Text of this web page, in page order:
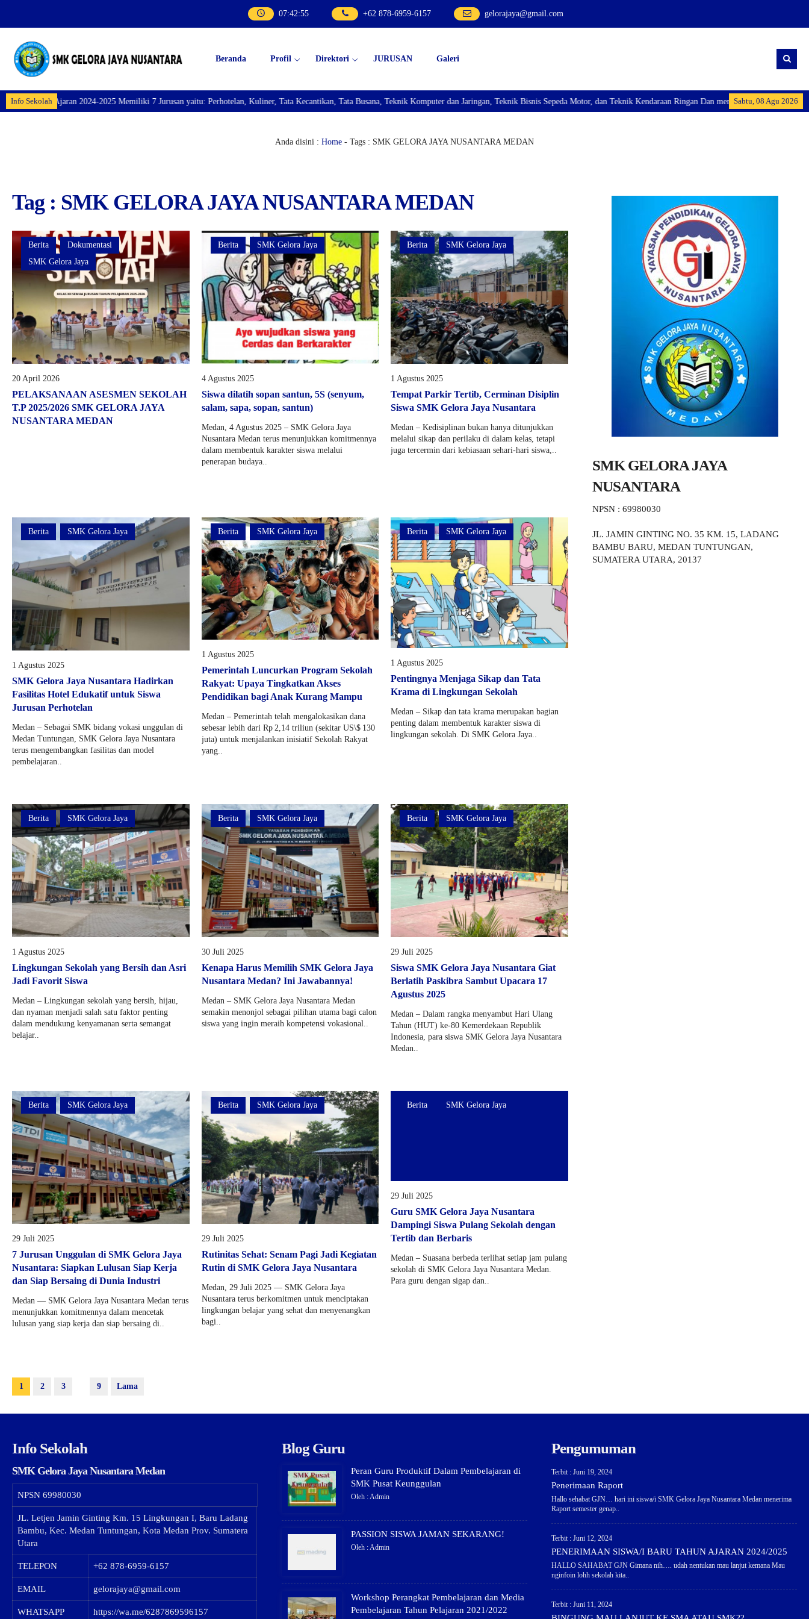
07:42:56 +62 878-6959-6157 gelorajaya@gmail.com
Beranda Profil Direktori JURUSAN Galeri
Info Sekolah Sabtu, 08 Agu 2026
2024-2025 Memiliki 7 Jurusan yaitu: Perhotelan, Kuliner, Tata Kecantikan, Tata Busana, Teknik Komputer dan Jaringan, Teknik Bisnis Sepeda Motor, dan Teknik Kendaraan Ringan Dan membuka Kelas Industri: Axioo Class
Anda disini : Home - Tags : SMK GELORA JAYA NUSANTARA MEDAN
Tag : SMK GELORA JAYA NUSANTARA MEDAN
Berita
Dokumentasi
SMK Gelora Jaya
20 April 2026
PELAKSANAAN ASESMEN SEKOLAH
T.P 2025/2026 SMK GELORA JAYA
NUSANTARA MEDAN
Berita SMK Gelora Jaya
4 Agustus 2025
Siswa dilatih sopan santun, 5S (senyum,
salam, sapa, sopan, santun)
Medan, 4 Agustus 2025 – SMK Gelora Jaya
Nusantara Medan terus menunjukkan komitmennya
dalam membentuk karakter siswa melalui
penerapan budaya..
Berita SMK Gelora Jaya
1 Agustus 2025
Tempat Parkir Tertib, Cerminan Disiplin
Siswa SMK Gelora Jaya Nusantara
Medan – Kedisiplinan bukan hanya ditunjukkan
melalui sikap dan perilaku di dalam kelas, tetapi
juga tercermin dari kebiasaan sehari-hari siswa,..
Berita SMK Gelora Jaya
1 Agustus 2025
SMK Gelora Jaya Nusantara Hadirkan
Fasilitas Hotel Edukatif untuk Siswa
Jurusan Perhotelan
Medan – Sebagai SMK bidang vokasi unggulan di
Medan Tuntungan, SMK Gelora Jaya Nusantara
terus mengembangkan fasilitas dan model
pembelajaran..
Berita SMK Gelora Jaya
1 Agustus 2025
Pemerintah Luncurkan Program Sekolah
Rakyat: Upaya Tingkatkan Akses
Pendidikan bagi Anak Kurang Mampu
Medan – Pemerintah telah mengalokasikan dana
sebesar lebih dari Rp 2,14 triliun (sekitar US\$ 130
juta) untuk menjalankan inisiatif Sekolah Rakyat
yang..
Berita SMK Gelora Jaya
1 Agustus 2025
Pentingnya Menjaga Sikap dan Tata
Krama di Lingkungan Sekolah
Medan – Sikap dan tata krama merupakan bagian
penting dalam membentuk karakter siswa di
lingkungan sekolah. Di SMK Gelora Jaya..
Berita SMK Gelora Jaya
1 Agustus 2025
Lingkungan Sekolah yang Bersih dan Asri
Jadi Favorit Siswa
Medan – Lingkungan sekolah yang bersih, hijau,
dan nyaman menjadi salah satu faktor penting
dalam mendukung kenyamanan serta semangat
belajar..
Berita SMK Gelora Jaya
30 Juli 2025
Kenapa Harus Memilih SMK Gelora Jaya
Nusantara Medan? Ini Jawabannya!
Medan – SMK Gelora Jaya Nusantara Medan
semakin menonjol sebagai pilihan utama bagi calon
siswa yang ingin meraih kompetensi vokasional..
Berita SMK Gelora Jaya
29 Juli 2025
Siswa SMK Gelora Jaya Nusantara Giat
Berlatih Paskibra Sambut Upacara 17
Agustus 2025
Medan – Dalam rangka menyambut Hari Ulang
Tahun (HUT) ke-80 Kemerdekaan Republik
Indonesia, para siswa SMK Gelora Jaya Nusantara
Medan..
Berita SMK Gelora Jaya
29 Juli 2025
7 Jurusan Unggulan di SMK Gelora Jaya
Nusantara: Siapkan Lulusan Siap Kerja
dan Siap Bersaing di Dunia Industri
Medan — SMK Gelora Jaya Nusantara Medan terus
menunjukkan komitmennya dalam mencetak
lulusan yang siap kerja dan siap bersaing di..
Berita SMK Gelora Jaya
29 Juli 2025
Rutinitas Sehat: Senam Pagi Jadi Kegiatan
Rutin di SMK Gelora Jaya Nusantara
Medan, 29 Juli 2025 — SMK Gelora Jaya
Nusantara terus berkomitmen untuk menciptakan
lingkungan belajar yang sehat dan menyenangkan
bagi..
Berita SMK Gelora Jaya
29 Juli 2025
Guru SMK Gelora Jaya Nusantara
Dampingi Siswa Pulang Sekolah dengan
Tertib dan Berbaris
Medan – Suasana berbeda terlihat setiap jam pulang
sekolah di SMK Gelora Jaya Nusantara Medan.
Para guru dengan sigap dan..
1 2 3 9 Lama
SMK GELORA JAYA
NUSANTARA
NPSN : 69980030
JL. JAMIN GINTING NO. 35 KM. 15, LADANG
BAMBU BARU, MEDAN TUNTUNGAN,
SUMATERA UTARA, 20137
Info Sekolah
SMK Gelora Jaya Nusantara Medan
NPSN 69980030
JL. Letjen Jamin Ginting Km. 15 Lingkungan I, Baru Ladang
Bambu, Kec. Medan Tuntungan, Kota Medan Prov. Sumatera
Utara
TELEPON +62 878-6959-6157
EMAIL gelorajaya@gmail.com
WHATSAPP https://wa.me/6287869596157
Blog Guru
Peran Guru Produktif Dalam Pembelajaran di
SMK Pusat Keunggulan
Oleh : Admin
PASSION SISWA JAMAN SEKARANG!
Oleh : Admin
Workshop Perangkat Pembelajaran dan Media
Pembelajaran Tahun Pelajaran 2021/2022
Pengumuman
Terbit : Juni 19, 2024
Penerimaan Raport
Hallo sehabat GJN… hari ini siswa/i SMK Gelora Jaya Nusantara Medan menerima
Raport semester genap..
Terbit : Juni 12, 2024
PENERIMAAN SISWA/I BARU TAHUN AJARAN 2024/2025
HALLO SAHABAT GJN Gimana nih…. udah nentukan mau lanjut kemana Mau
nginfoin lohh sekolah kita..
Terbit : Juni 11, 2024